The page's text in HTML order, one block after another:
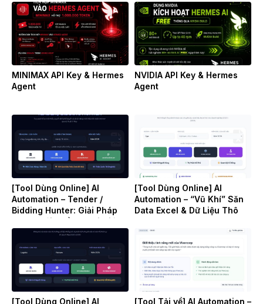
MINIMAX API Key & Hermes
Agent
NVIDIA API Key & Hermes
Agent
[Tool Dùng Online] AI
Automation – Tender /
Bidding Hunter: Giải Pháp
“Săn” Gói Thầu & Soi Giá
Đối Thủ B2B Tự Động
[Tool Dùng Online] AI
Automation – “Vũ Khí” Săn
Data Excel & Dữ Liệu Thô
Nghiệp
[Tool Dùng Online] AI [Tool Tải về] AI Automation –